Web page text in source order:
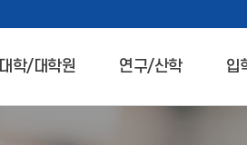
대학/대학원 연구/산학 입